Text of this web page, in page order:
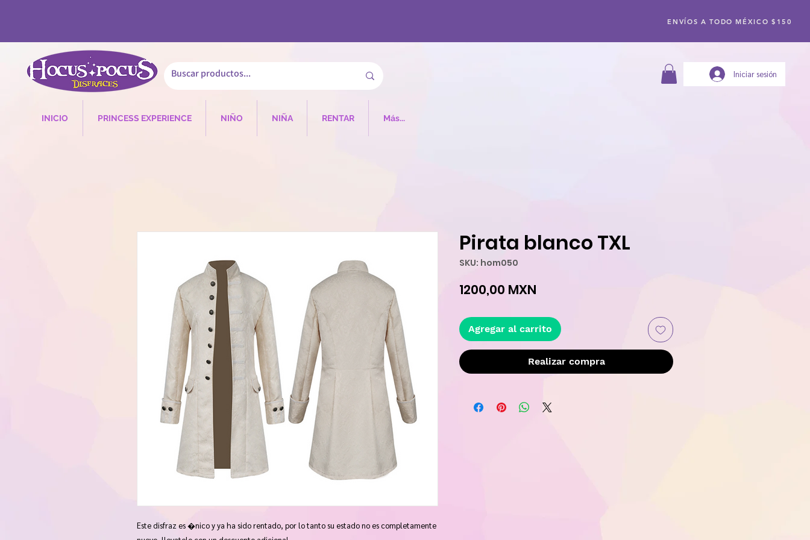
ENVÍOS A TODO MÉXICO $150
Iniciar sesión
INICIO PRINCESS EXPERIENCE NIÑO NIÑA RENTAR Más...
Este disfraz es �nico y ya ha sido rentado, por lo tanto su estado no es completamente
Pirata blanco TXL
SKU: hom050
1200,00 MXN
Agregar al carrito
Realizar compra